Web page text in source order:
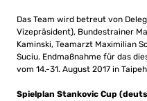
Das Team wird betreut von
Vizepräsident), Bundestrainer
Kaminski, Teamarzt Maximilian
Suciu. Endmaßnahme für das
vom 14.-31. August 2017 in
Spielplan Stankovic Cup